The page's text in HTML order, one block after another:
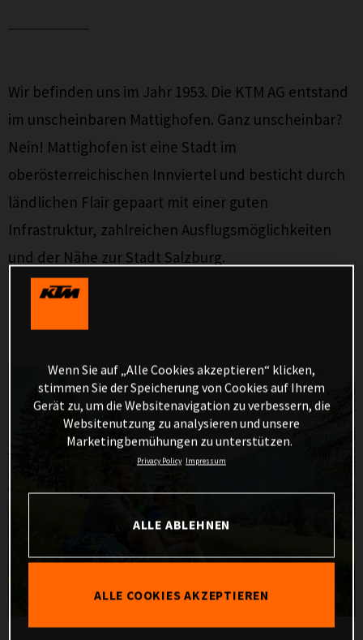
Wir befinden uns im Jahr 1953. Die KTM AG entstand
im unscheinbaren Mattighofen. Ganz unscheinbar?
Nein! Mattighofen ist eine Stadt im
oberösterreichischen Innviertel und besticht durch
ländlichen Flair gepaart mit einer guten
Infrastruktur, zahlreichen Ausflugsmöglichkeiten
und der Nähe zur Stadt Salzburg.
Wenn Sie auf „Alle Cookies akzeptieren“ klicken,
stimmen Sie der Speicherung von Cookies auf Ihrem
Gerät zu, um die Websitenavigation zu verbessern, die
Websitenutzung zu analysieren und unsere
Marketingbemühungen zu unterstützen.
Privacy Policy Impressum
ALLE ABLEHNEN
ALLE COOKIES AKZEPTIEREN